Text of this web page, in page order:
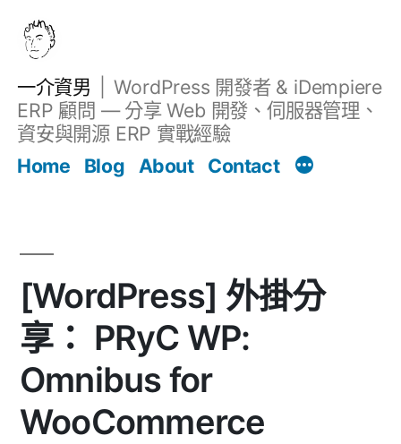
一介資男
WordPress 開發者 & iDempiere
ERP 顧問 — 分享 Web 開發、伺服器管理、
資安與開源 ERP 實戰經驗
Home
Blog About Contact
[WordPress] 外掛分
享： PRyC WP:
Omnibus for
WooCommerce
文章